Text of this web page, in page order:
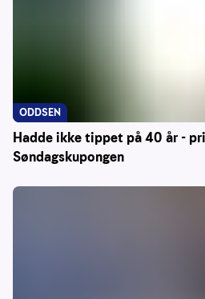
Hadde ikke tippet på 40 år -
Søndagskupongen
ODDSEN